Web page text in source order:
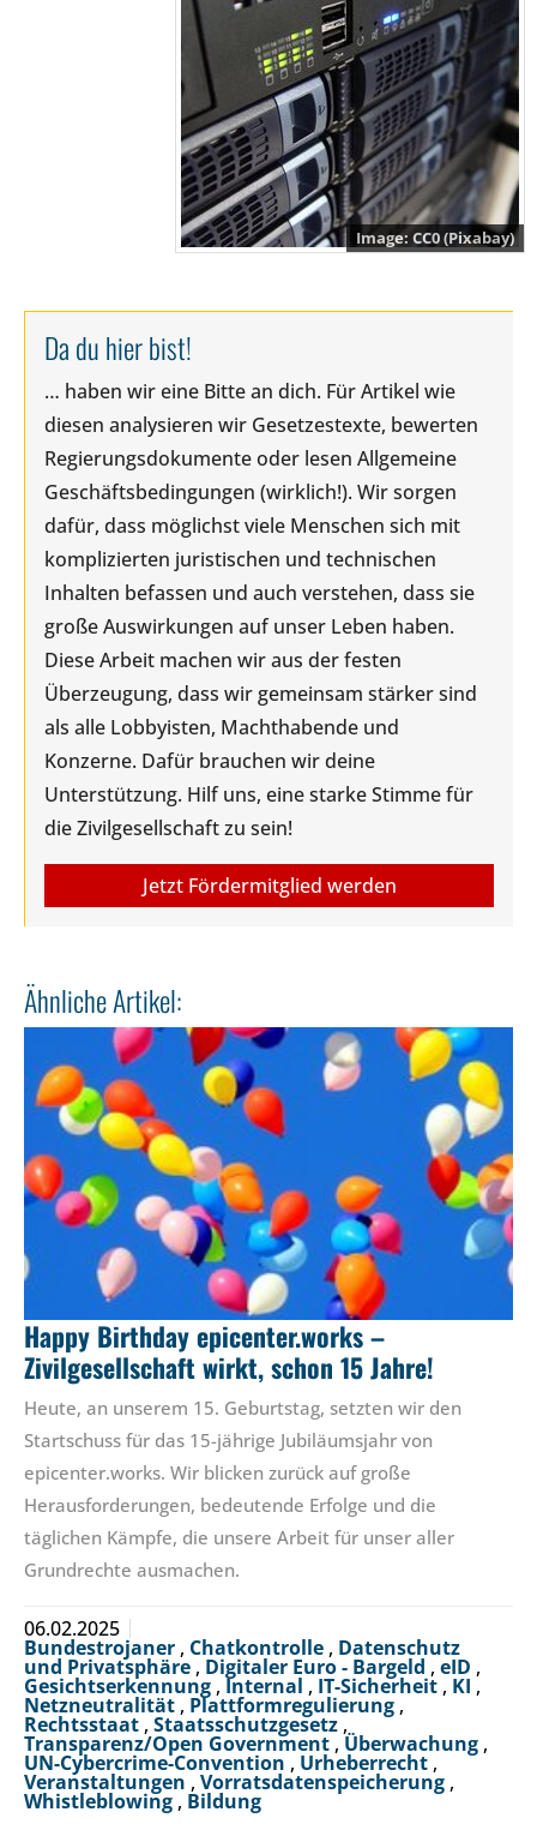
CC0 (Pixabay)
Da du hier bist!
… haben wir eine Bitte an dich. Für Artikel wie
diesen analysieren wir Gesetzestexte, bewerten
Regierungsdokumente oder lesen Allgemeine
Geschäftsbedingungen (wirklich!). Wir sorgen
dafür, dass möglichst viele Menschen sich mit
komplizierten juristischen und technischen
Inhalten befassen und auch verstehen, dass sie
große Auswirkungen auf unser Leben haben.
Diese Arbeit machen wir aus der festen
Überzeugung, dass wir gemeinsam stärker sind
als alle Lobbyisten, Machthabende und
Konzerne. Dafür brauchen wir deine
Unterstützung. Hilf uns, eine starke Stimme für
die Zivilgesellschaft zu sein!
Jetzt Fördermitglied werden
Ähnliche Artikel:
Happy Birthday epicenter.works –
Zivilgesellschaft wirkt, schon 15 Jahre!
Heute, an unserem 15. Geburtstag, setzten wir den
Startschuss für das 15-jährige Jubiläumsjahr von
epicenter.works. Wir blicken zurück auf große
Herausforderungen, bedeutende Erfolge und die
täglichen Kämpfe, die unsere Arbeit für unser aller
Grundrechte ausmachen.
06.02.2025
Bundestrojaner , Chatkontrolle , Datenschutz
und Privatsphäre , Digitaler Euro - Bargeld , eID ,
Gesichtserkennung , Internal , IT-Sicherheit , KI ,
Netzneutralität , Plattformregulierung ,
Rechtsstaat , Staatsschutzgesetz ,
Transparenz/Open Government , Überwachung ,
UN-Cybercrime-Convention , Urheberrecht ,
Veranstaltungen , Vorratsdatenspeicherung ,
Whistleblowing , Bildung